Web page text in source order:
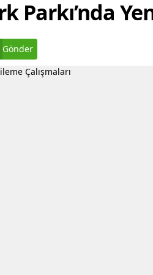
Parkı’nda
Gönder